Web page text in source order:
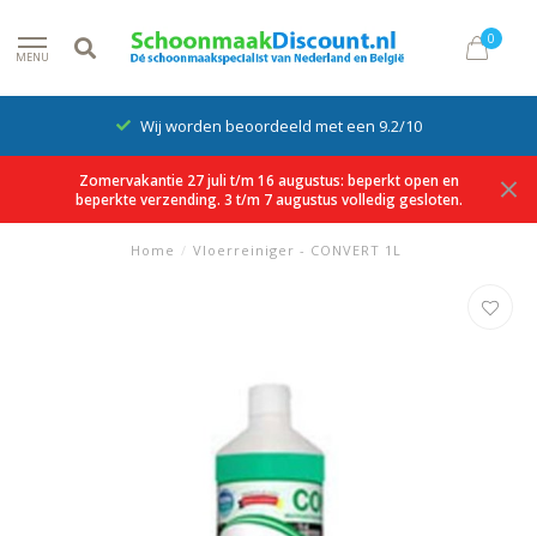
MENU
0
Wij worden beoordeeld met een 9.2/10
Zomervakantie 27 juli t/m 16 augustus: beperkt open en
beperkte verzending. 3 t/m 7 augustus volledig gesloten.
Home / Vloerreiniger - CONVERT 1L